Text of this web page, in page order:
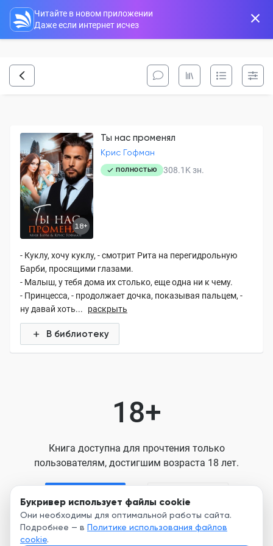
Букривер использует файлы cookie
Они необходимы для оптимальной работы сайта.
Подробнее — в Политике использования файлов
cookie.
Читайте в новом приложении
Даже если интернет исчез
18+
Ты нас променял
Крис Гофман
ПОЛНОСТЬЮ 308.1K зн.
- Куклу, хочу куклу, - смотрит Рита на перегидрольную
Барби, просящими глазами.
- Малыш, у тебя дома их столько, еще одна ни к чему.
- Принцесса, - продолжает дочка, показывая пальцем, -
ну давай хоть...
раскрыть
В библиотеку
18+
Книга доступна для прочтения только
пользователям, достигшим возраста 18 лет.
Нажимая кнопку, я принимаю условия